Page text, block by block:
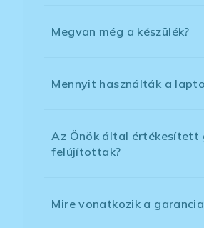
Megvan még a készülék?
Mennyit használták a
Az Önök által értékesített
felújítottak?
Mire vonatkozik a